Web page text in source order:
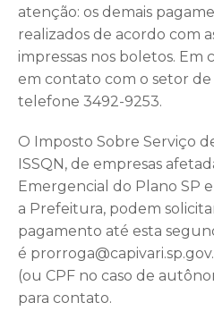
atenção: os demais
realizados de acordo com
impressas nos boletos. Em
em contato com o setor
telefone 3492-9253.
O Imposto Sobre Serviço
ISSQN, de empresas
Emergencial do Plano SP
a Prefeitura, podem
pagamento até esta
é
(ou CPF no caso de
para contato.